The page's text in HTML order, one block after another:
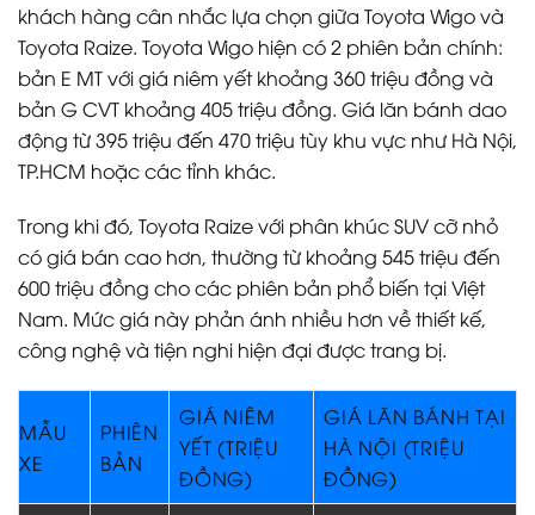
khách hàng cân nhắc lựa chọn giữa Toyota Wigo và
Toyota Raize. Toyota Wigo hiện có 2 phiên bản chính:
bản E MT với giá niêm yết khoảng 360 triệu đồng và
bản G CVT khoảng 405 triệu đồng. Giá lăn bánh dao
động từ 395 triệu đến 470 triệu tùy khu vực như Hà Nội,
TP.HCM hoặc các tỉnh khác.
Trong khi đó, Toyota Raize với phân khúc SUV cỡ nhỏ
có giá bán cao hơn, thường từ khoảng 545 triệu đến
600 triệu đồng cho các phiên bản phổ biến tại Việt
Nam. Mức giá này phản ánh nhiều hơn về thiết kế,
công nghệ và tiện nghi hiện đại được trang bị.
MẪU
XE
PHIÊN
BẢN
GIÁ NIÊM
YẾT (TRIỆU
ĐỒNG)
GIÁ LĂN BÁNH TẠI
HÀ NỘI (TRIỆU
ĐỒNG)